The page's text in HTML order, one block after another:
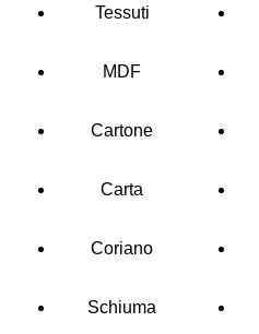
Tessuti
MDF
Cartone
Carta
Coriano
Schiuma